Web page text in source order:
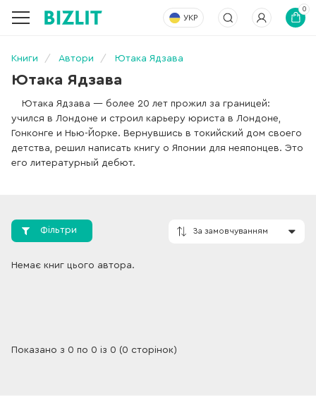
УКР
0
Книги Автори Ютака Ядзава
Ютака Ядзава
Ютака Ядзава — более 20 лет прожил за границей:
учился в Лондоне и строил карьеру юриста в Лондоне,
Гонконге и Нью-Йорке. Вернувшись в токийский дом своего
детства, решил написать книгу о Японии для неяпонцев. Это
его литературный дебют.
Фільтри
Немає книг цього автора.
Показано з 0 по 0 із 0 (0 сторінок)